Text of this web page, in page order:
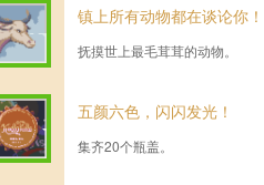
镇上所有动物都在谈论你！
抚摸世上最毛茸茸的动物。
五颜六色，闪闪发光！
集齐20个瓶盖。